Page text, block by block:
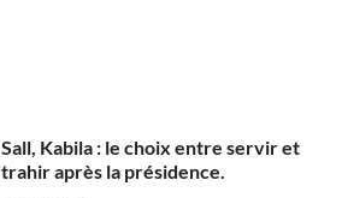
Sall, Kabila : le choix entre servir et
trahir après la présidence.